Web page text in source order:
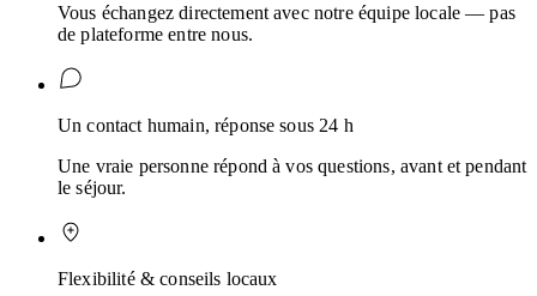
Vous échangez directement avec notre équipe locale — pas
de plateforme entre nous.
Un contact humain, réponse sous 24 h
Une vraie personne répond à vos questions, avant et pendant
le séjour.
Flexibilité & conseils locaux